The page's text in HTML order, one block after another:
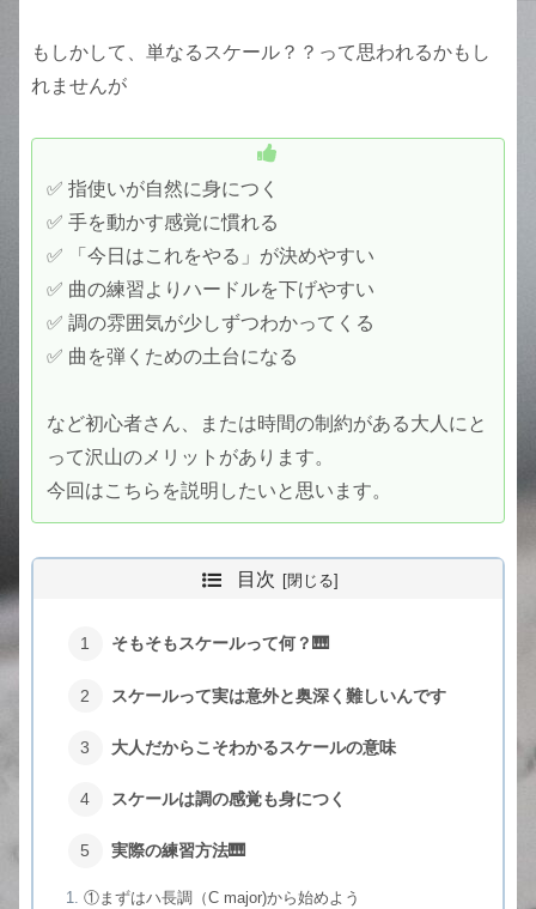
もしかして、単なるスケール？？って思われるかもし
れませんが
✅ 指使いが自然に身につく
✅ 手を動かす感覚に慣れる
✅ 「今日はこれをやる」が決めやすい
✅ 曲の練習よりハードルを下げやすい
✅ 調の雰囲気が少しずつわかってくる
✅ 曲を弾くための土台になる
など初心者さん、または時間の制約がある大人にと
って沢山のメリットがあります。
今回はこちらを説明したいと思います。
目次
そもそもスケールって何？🎹
スケールって実は意外と奥深く難しいんです
大人だからこそわかるスケールの意味
スケールは調の感覚も身につく
実際の練習方法🎹
①まずはハ長調（C major)から始めよう